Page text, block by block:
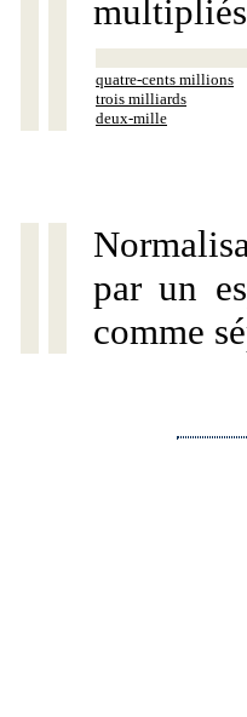
quatre-cents millions
trois milliards
deux-mille
par un
comme